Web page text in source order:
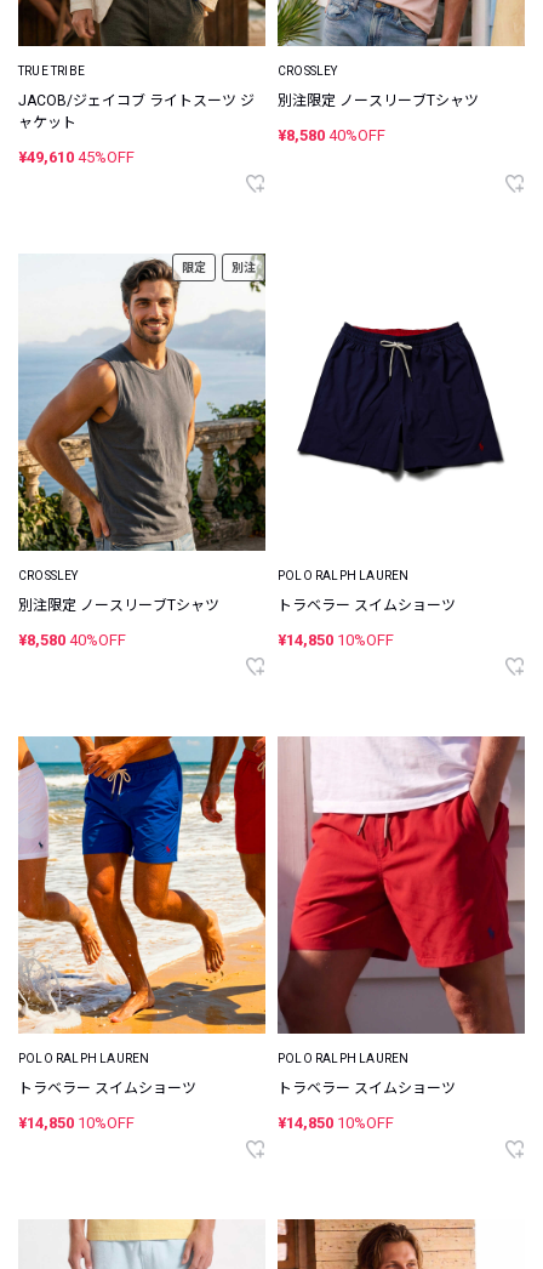
TRUE TRIBE
JACOB/ジェイコブ ライトスーツ ジ
ャケット
¥49,610 45%OFF
CROSSLEY
別注限定 ノースリーブTシャツ
¥8,580 40%OFF
限定 別注
CROSSLEY
別注限定 ノースリーブTシャツ
¥8,580 40%OFF
POLO RALPH LAUREN
トラベラー スイムショーツ
¥14,850 10%OFF
POLO RALPH LAUREN
トラベラー スイムショーツ
¥14,850 10%OFF
POLO RALPH LAUREN
トラベラー スイムショーツ
¥14,850 10%OFF